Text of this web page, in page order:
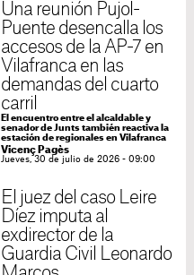
Una reunión Pujol-
Puente desencalla los
accesos de la AP-7 en
Vilafranca en las
demandas del cuarto
carril
El encuentro entre el alcaldable y
senador de Junts también reactiva la
estación de regionales en Vilafranca
Vicenç Pagès
Jueves, 30 de julio de 2026 - 09:00
El juez del caso Leire
Díez imputa al
exdirector de la
Guardia Civil Leonardo